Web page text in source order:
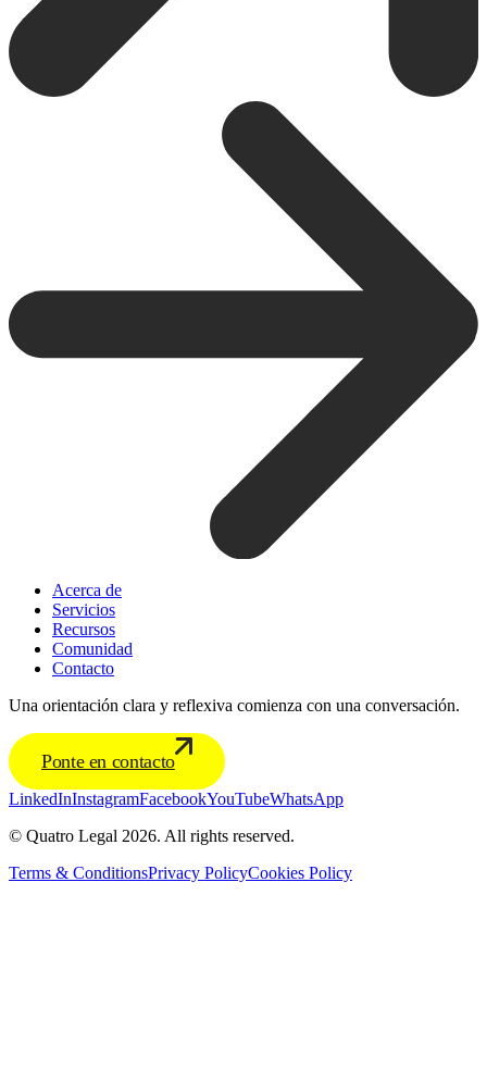
Acerca de
Servicios
Recursos
Comunidad
Contacto
Una orientación clara y reflexiva comienza con una conversación.
Ponte en contacto
LinkedInInstagramFacebookYouTubeWhatsApp
© Quatro Legal 2026. All rights reserved.
Terms & ConditionsPrivacy PolicyCookies Policy